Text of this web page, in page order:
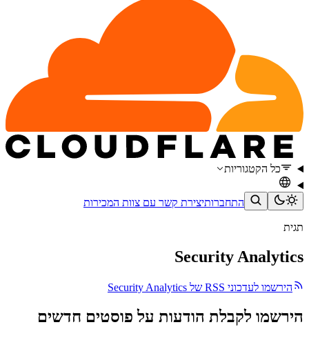
כל הקטגוריות
התחברותיצירת קשר עם צוות המכירות
תגית
Security Analytics
הירשמו לעדכוני RSS של Security Analytics
הירשמו לקבלת הודעות על פוסטים חדשים